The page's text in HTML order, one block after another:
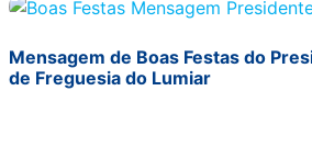
Mensagem de Boas Festas do
de Freguesia do Lumiar